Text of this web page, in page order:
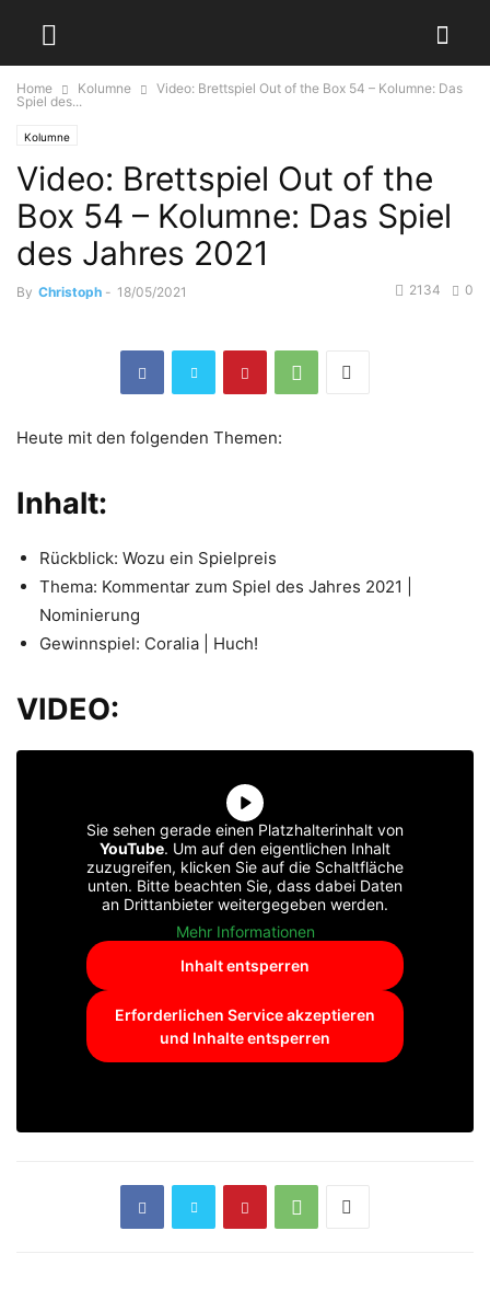
Home Kolumne
Video: Brettspiel Out of the Box 54 – Kolumne: Das
Spiel des...
Kolumne
Video: Brettspiel Out of the
Box 54 – Kolumne: Das Spiel
des Jahres 2021
By Christoph - 18/05/2021 0
2134
Heute mit den folgenden Themen:
Inhalt:
Rückblick: Wozu ein Spielpreis
Thema: Kommentar zum Spiel des Jahres 2021 |
Nominierung
Gewinnspiel: Coralia | Huch!
VIDEO:
Sie sehen gerade einen Platzhalterinhalt von
YouTube. Um auf den eigentlichen Inhalt
zuzugreifen, klicken Sie auf die Schaltfläche
unten. Bitte beachten Sie, dass dabei Daten
an Drittanbieter weitergegeben werden.
Mehr Informationen
Inhalt entsperren
Erforderlichen Service akzeptieren
und Inhalte entsperren